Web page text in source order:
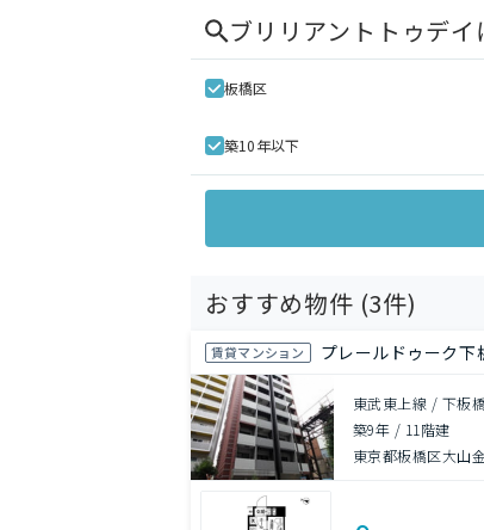
ブリリアントトゥデイ
板橋区
築10年以下
おすすめ物件 (3件)
賃貸マンション プレールドゥーク下
東武東上線 / 下板
築9年 / 11階建
東京都板橋区大山